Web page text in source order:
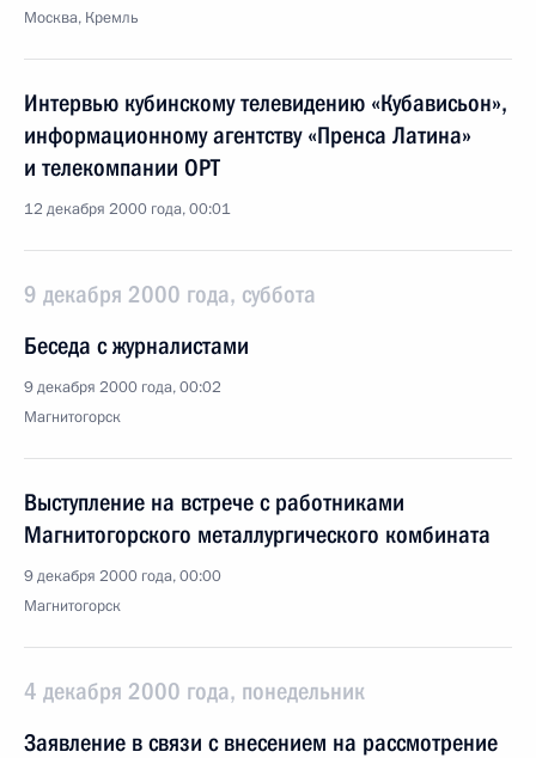
Москва, Кремль
Интервью кубинскому телевидению «Кубависьон»,
информационному агентству «Пренса Латина»
и телекомпании ОРТ
12 декабря 2000 года, 00:01
9 декабря 2000 года, суббота
Беседа с журналистами
9 декабря 2000 года, 00:02
Магнитогорск
Выступление на встрече с работниками
Магнитогорского металлургического комбината
9 декабря 2000 года, 00:00
Магнитогорск
4 декабря 2000 года, понедельник
Заявление в связи с внесением на рассмотрение